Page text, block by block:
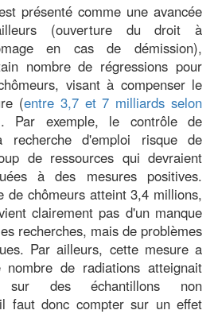
présenté comme une avancée
(ouverture du droit à
en cas de démission),
nombre de régressions pour
visant à compenser le
(entre 3,7 et 7 milliards selon
Par exemple, le contrôle de
recherche d'emploi risque de
de ressources qui devraient
à des mesures positives.
de chômeurs atteint 3,4 millions,
clairement pas d'un manque
recherches, mais de problèmes
Par ailleurs, cette mesure a
de radiations atteignait
des échantillons non
faut donc compter sur un effet